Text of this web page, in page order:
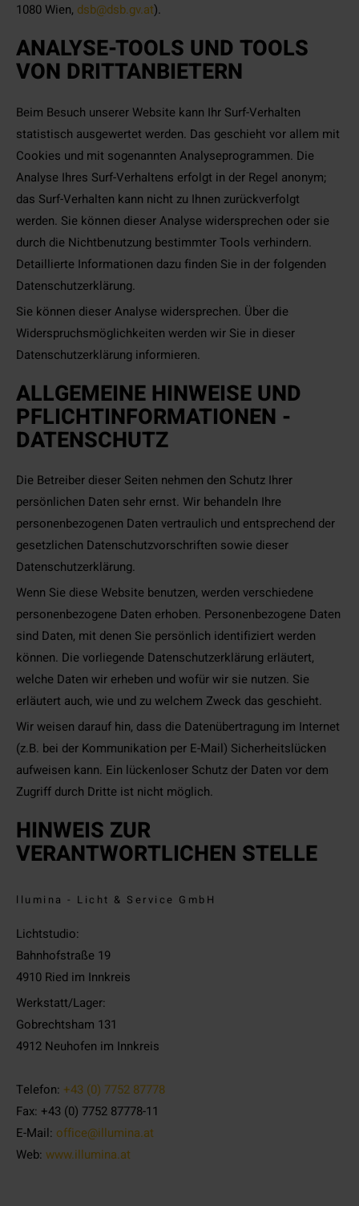
1080 Wien, dsb@dsb.gv.at).
ANALYSE-TOOLS UND TOOLS
VON DRITTANBIETERN
Beim Besuch unserer Website kann Ihr Surf-Verhalten
statistisch ausgewertet werden. Das geschieht vor allem mit
Cookies und mit sogenannten Analyseprogrammen. Die
Analyse Ihres Surf-Verhaltens erfolgt in der Regel anonym;
das Surf-Verhalten kann nicht zu Ihnen zurückverfolgt
werden. Sie können dieser Analyse widersprechen oder sie
durch die Nichtbenutzung bestimmter Tools verhindern.
Detaillierte Informationen dazu finden Sie in der folgenden
Datenschutzerklärung.
Sie können dieser Analyse widersprechen. Über die
Widerspruchsmöglichkeiten werden wir Sie in dieser
Datenschutzerklärung informieren.
ALLGEMEINE HINWEISE UND
PFLICHTINFORMATIONEN -
DATENSCHUTZ
Die Betreiber dieser Seiten nehmen den Schutz Ihrer
persönlichen Daten sehr ernst. Wir behandeln Ihre
personenbezogenen Daten vertraulich und entsprechend der
gesetzlichen Datenschutzvorschriften sowie dieser
Datenschutzerklärung.
Wenn Sie diese Website benutzen, werden verschiedene
personenbezogene Daten erhoben. Personenbezogene Daten
sind Daten, mit denen Sie persönlich identifiziert werden
können. Die vorliegende Datenschutzerklärung erläutert,
welche Daten wir erheben und wofür wir sie nutzen. Sie
erläutert auch, wie und zu welchem Zweck das geschieht.
Wir weisen darauf hin, dass die Datenübertragung im Internet
(z.B. bei der Kommunikation per E-Mail) Sicherheitslücken
aufweisen kann. Ein lückenloser Schutz der Daten vor dem
Zugriff durch Dritte ist nicht möglich.
HINWEIS ZUR
VERANTWORTLICHEN STELLE
llumina - Licht & Service GmbH
Lichtstudio:
Bahnhofstraße 19
4910 Ried im Innkreis
Werkstatt/Lager:
Gobrechtsham 131
4912 Neuhofen im Innkreis
Telefon: +43 (0) 7752 87778
Fax: +43 (0) 7752 87778-11
E-Mail: office@illumina.at
Web: www.illumina.at